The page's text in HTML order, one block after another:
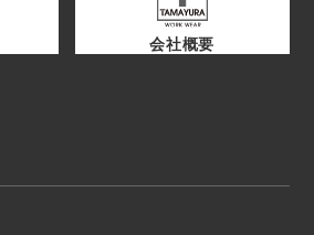
会社概要